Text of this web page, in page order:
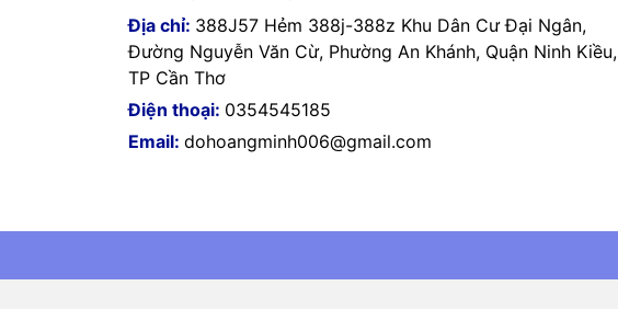
Địa chỉ: 388J57 Hẻm 388j-388z Khu Dân Cư Đại Ngân,
Đường Nguyễn Văn Cừ, Phường An Khánh, Quận Ninh Kiều,
TP Cần Thơ
Điện thoại: 0354545185
Email: dohoangminh006@gmail.com